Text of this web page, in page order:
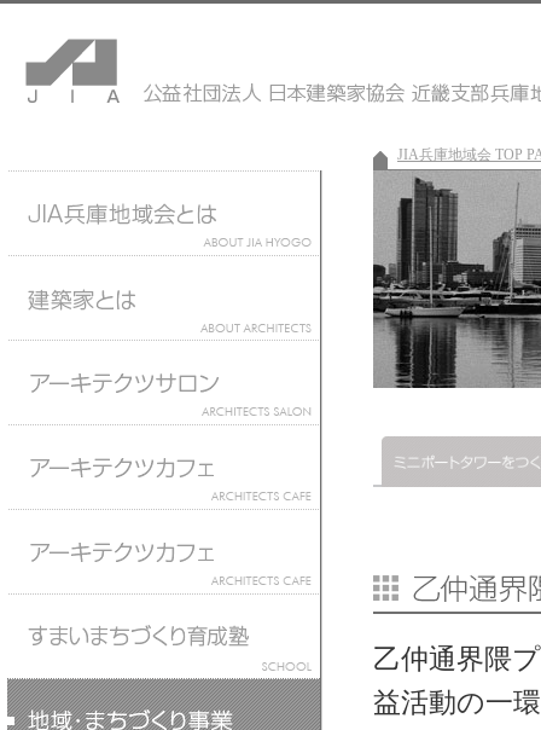
JIA兵庫地域会 TOP
乙仲通界隈
益活動の一